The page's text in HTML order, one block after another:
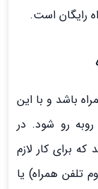
رایگان است.
باشد و با این
رو شود. در
برای کار لازم
اپراتور دوم تلفن همراه) یا